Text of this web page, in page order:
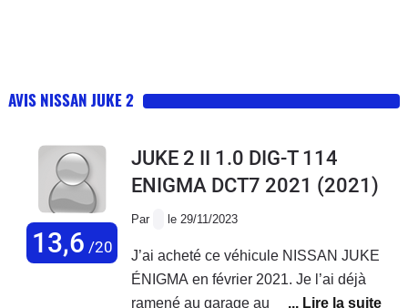
AVIS NISSAN JUKE 2
13,6 /20
JUKE 2 II 1.0 DIG-T 114
ENIGMA DCT7 2021 (2021)
Par le 29/11/2023
J’ai acheté ce véhicule NISSAN JUKE
ÉNIGMA en février 2021. Je l’ai déjà
ramené au garage au moins 4 fois(